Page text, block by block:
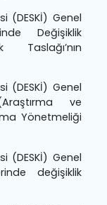
Bülent
(DESKİ)
(Araştırma